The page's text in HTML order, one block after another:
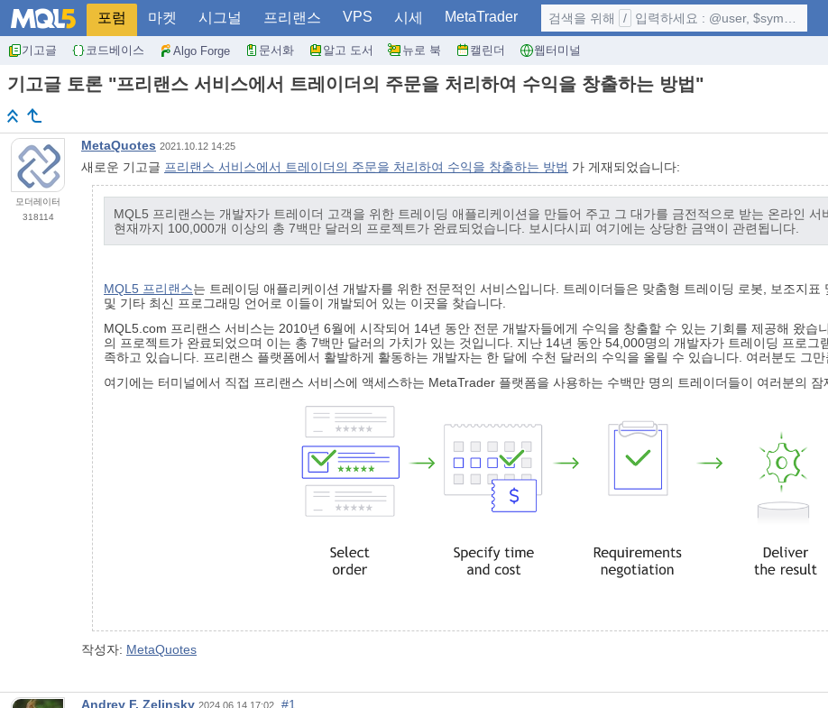
포럼 마켓 시그널 프리랜스 VPS 시세 MetaTrader
기고글 코드베이스 Algo Forge 문서화 알고 도서 뉴로 북 캘린더 웹터미널
검색을 위해 / 입력하세요 : @user, $symbol, ...
기고글 토론 "프리랜스 서비스에서 트레이더의 주문을 처리하여 수익을 창출하는 방법"
모더레이터
318114
MetaQuotes 2021.10.12 14:25
새로운 기고글 프리랜스 서비스에서 트레이더의 주문을 처리하여 수익을 창출하는 방법 가 게재되었습니다:
MQL5 프리랜스는 개발자가 트레이더 고객을 위한 트레이딩 애플리케이션을 만들어 주고 그 대가를 금전적으로 받는 온라인
현재까지 100,000개 이상의 총 7백만 달러의 프로젝트가 완료되었습니다. 보시다시피 여기에는 상당한 금액이 관련됩니다.
MQL5 프리랜스는 트레이딩 애플리케이션 개발자를 위한 전문적인 서비스입니다. 트레이더들은 맞춤형 트레이딩 로봇, 보조지
및 기타 최신 프로그래밍 언어로 이들이 개발되어 있는 이곳을 찾습니다.
MQL5.com 프리랜스 서비스는 2010년 6월에 시작되어 14년 동안 전문 개발자들에게 수익을 창출할 수 있는 기회를 제공해 왔
의 프로젝트가 완료되었으며 이는 총 7백만 달러의 가치가 있는 것입니다. 지난 14년 동안 54,000명의 개발자가 트레이딩 프로
족하고 있습니다. 프리랜스 플랫폼에서 활발하게 활동하는 개발자는 한 달에 수천 달러의 수익을 올릴 수 있습니다. 여러분도 그
여기에는 터미널에서 직접 프리랜스 서비스에 액세스하는 MetaTrader 플랫폼을 사용하는 수백만 명의 트레이더들이 여러분의 잠
작성자: MetaQuotes
Andrey F. Zelinsky 2024.06.14 17:02 #1